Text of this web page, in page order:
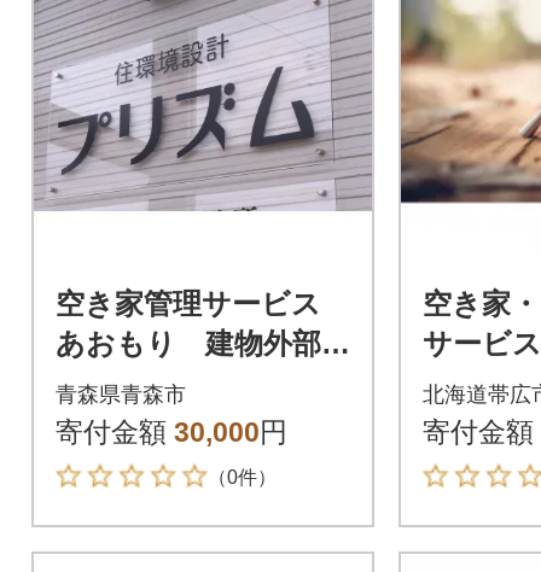
空き家管理サービス
あおもり 建物外部点
検サービス(1年間・計
4回)
青森県青森市
寄付金額 30,000円
（0件）
空き家
サービ
タンダ
北海道帯広
寄付金額